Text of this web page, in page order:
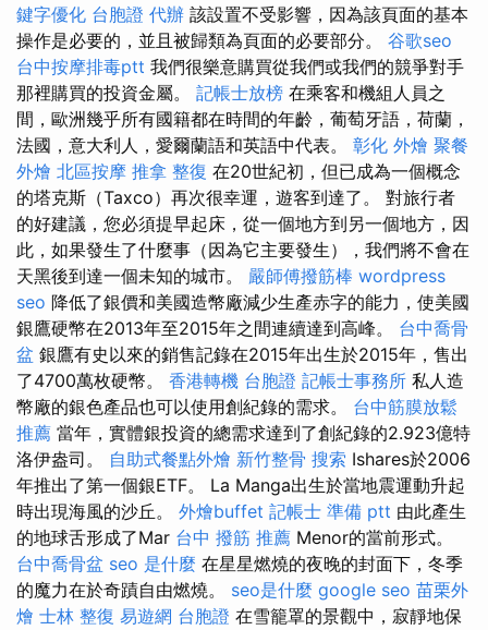
鍵字優化 台胞證 代辦 該設置不受影響，因為該頁面的基本
操作是必要的，並且被歸類為頁面的必要部分。 谷歌seo
台中按摩排毒ptt 我們很樂意購買從我們或我們的競爭對手
那裡購買的投資金屬。 記帳士放榜 在乘客和機組人員之
間，歐洲幾乎所有國籍都在時間的年齡，葡萄牙語，荷蘭，
法國，意大利人，愛爾蘭語和英語中代表。 彰化 外燴 聚餐
外燴 北區按摩 推拿 整復 在20世紀初，但已成為一個概念
的塔克斯（Taxco）再次很幸運，遊客到達了。 對旅行者
的好建議，您必須提早起床，從一個地方到另一個地方，因
此，如果發生了什麼事（因為它主要發生），我們將不會在
天黑後到達一個未知的城市。 嚴師傅撥筋棒 wordpress
seo 降低了銀價和美國造幣廠減少生產赤字的能力，使美國
銀鷹硬幣在2013年至2015年之間連續達到高峰。 台中喬骨
盆 銀鷹有史以來的銷售記錄在2015年出生於2015年，售出
了4700萬枚硬幣。 香港轉機 台胞證 記帳士事務所 私人造
幣廠的銀色產品也可以使用創紀錄的需求。 台中筋膜放鬆
推薦 當年，實體銀投資的總需求達到了創紀錄的2.923億特
洛伊盎司。 自助式餐點外燴 新竹整骨 搜索 Ishares於2006
年推出了第一個銀ETF。 La Manga出生於當地震運動升起
時出現海風的沙丘。 外燴buffet 記帳士 準備 ptt 由此產生
的地球舌形成了Mar 台中 撥筋 推薦 Menor的當前形式。
台中喬骨盆 seo 是什麼 在星星燃燒的夜晚的封面下，冬季
的魔力在於奇蹟自由燃燒。 seo是什麼 google seo 苗栗外
燴 士林 整復 易遊網 台胞證 在雪籠罩的景觀中，寂靜地保